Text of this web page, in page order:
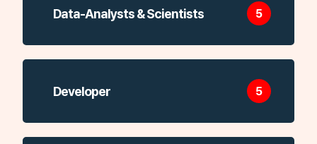
Data-Analysts & Scientists 5
Developer 5